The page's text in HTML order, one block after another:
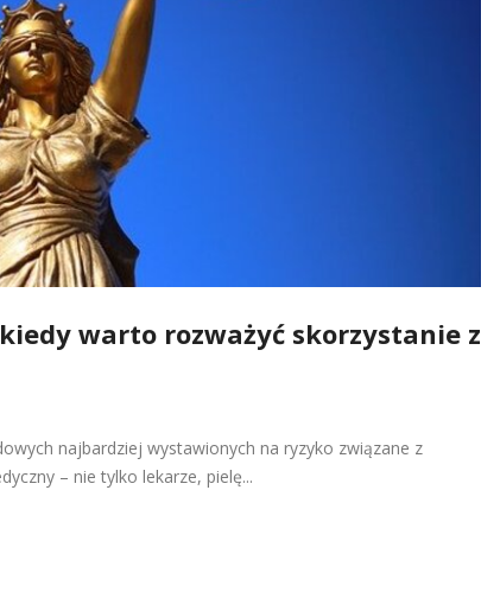
warto rozważyć skorzystanie z
najbardziej wystawionych na ryzyko związane z
– nie tylko lekarze, pielę...